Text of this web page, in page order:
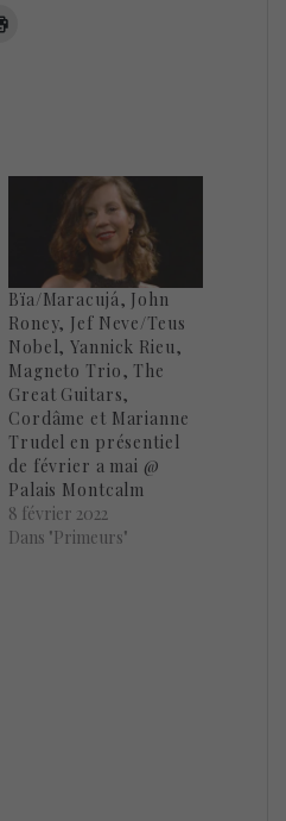
Bïa/Maracujá, John
Roney, Jef Neve/Teus
Nobel, Yannick Rieu,
Magneto Trio, The
Great Guitars,
Cordâme et Marianne
Trudel en présentiel
de février a mai @
Palais Montcalm
8 février 2022
Dans "Primeurs"